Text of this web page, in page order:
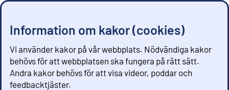
Information om kakor (cookies)
Vi använder kakor på vår webbplats. Nödvändiga kakor
behövs för att webbplatsen ska fungera på rätt sätt.
Andra kakor behövs för att visa videor, poddar och
feedbacktjäster.